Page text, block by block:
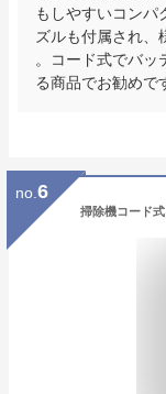
もしやすいコンパ
ズルも付属され、
。コード式でバッ
る商品でお勧めで
no. 6